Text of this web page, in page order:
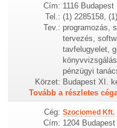
Cím: 1116
Tel.: (1) 2285158,
Tev.: programozás,
tervezés,
tavfelugyelet,
pénzügyi
Körzet: Budapest XI.
Tovább a részletes
Cég: Szociomed Kft.
Cím: 1204